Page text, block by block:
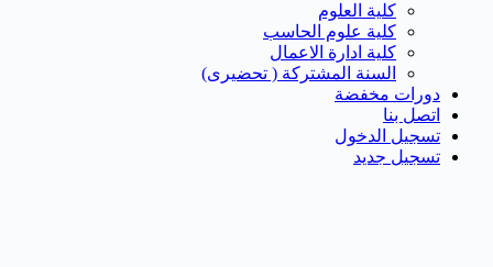
كلية العلوم
كلية علوم الحاسب
كلية ادارة الاعمال
السنة المشتركة ( تحضيرى)
دورات مخفضة
اتصل بنا
تسجيل الدخول
تسجيل جديد